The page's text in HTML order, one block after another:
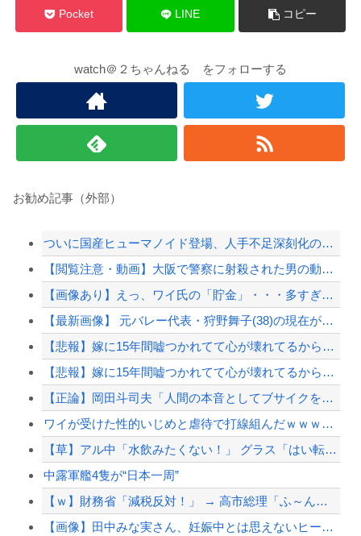
Pocket LINE コピー
watch＠２ちゃんねる をフォローする
お勧め記事（外部）
ついに国産ヒューマノイド登場、人手不足深刻化の医療・製造現場などでの活用想定！
【閲覧注意・動画】大阪で警察に射殺された男の動画、エグい 撃たれてから叫びながら苦し...
【画像あり】えっ、ワイ氏の「貯金」・・・多すぎ・・・？
【最新画像】 元バレー代表・狩野舞子(38)の現在がいくらなんでも即ハボすぎる！
【悲報】嫁に15年間嘘つかれてて心が壊れてるから相手してくれ
【悲報】嫁に15年間嘘つかれてて心が壊れてるから相手してくれ
【正論】岡田斗司夫「人間の本音としてブサイクを見たら不愉快になる。この責任をどうとる...
ワイが受けた性的いじめと虐待で打線組んだｗｗｗｗｗｗ
【草】アル中「水飲みたくない！」 グラス「はい転倒」
中露軍艦4隻が“日本一周”
【ｗ】財務省「減税反対！」 → 高市総理「ふ～ん、人事権発動ね？」 → 結果 ｗｗｗ...
【画像】田中みな実さん、妊娠中とは思えないヒール姿で登場してしまう